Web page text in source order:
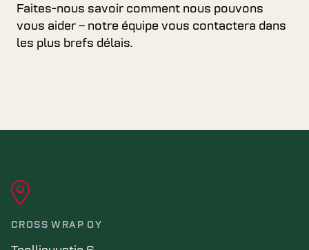
Faites-nous savoir comment nous pouvons
vous aider – notre équipe vous contactera dans
les plus brefs délais.
CROSS WRAP OY